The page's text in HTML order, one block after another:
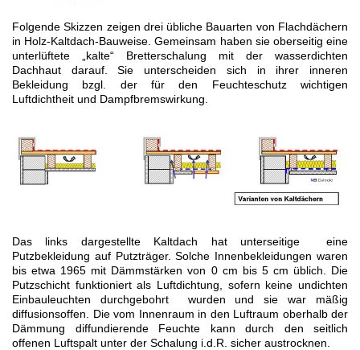
Folgende Skizzen zeigen drei übliche Bauarten von Flachdächern
in Holz-Kaltdach-Bauweise. Gemeinsam haben sie oberseitig eine
unterlüftete „kalte“ Bretterschalung mit der wasserdichten
Dachhaut darauf. Sie unterscheiden sich in ihrer inneren
Bekleidung bzgl. der für den Feuchteschutz wichtigen
Luftdichtheit und Dampfbremswirkung.
Das links dargestellte Kaltdach hat unterseitige eine
Putzbekleidung auf Putzträger. Solche Innenbekleidungen waren
bis etwa 1965 mit Dämmstärken von 0 cm bis 5 cm üblich. Die
Putzschicht funktioniert als Luftdichtung, sofern keine undichten
Einbauleuchten durchgebohrt wurden und sie war mäßig
diffusionsoffen. Die vom Innenraum in den Luftraum oberhalb der
Dämmung diffundierende Feuchte kann durch den seitlich
offenen Luftspalt unter der Schalung i.d.R. sicher austrocknen.